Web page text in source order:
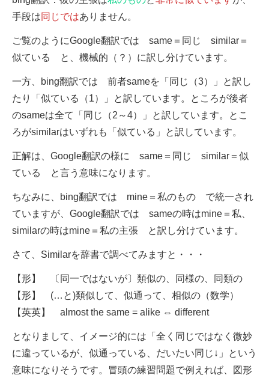
手段は同じではありません。
ご覧のようにGoogle翻訳では same＝同じ similar＝
似ている と、機械的（？）に訳し分けています。
一方、bing翻訳では 前者sameを「同じ（3）」と訳し
たり「似ている（1）」と訳しています。ところが後者
のsameは全て「同じ（2～4）」と訳しています。とこ
ろがsimilarはいずれも「似ている」と訳しています。
正解は、Google翻訳の様に same＝同じ similar＝似
ている と言う意味になります。
ちなみに、bing翻訳では mine＝私のもの で統一され
ていますが、Google翻訳では sameの時はmine＝私、
similarの時はmine＝私の主張 と訳し分けています。
さて、Similarを辞書で調べてみますと・・・
【形】 〔同一ではないが〕類似の、同様の、同類の
【形】 (…と)類似して、似通って、相似の（数学）
【英英】 almost the same = alike ⇔ different
となりまして、イメージ的には「全く同じではなく微妙
に違っているが、似通っている、だいたい同じ↓」という
意味になりそうです。冒頭の練習問題で例えれば、図形